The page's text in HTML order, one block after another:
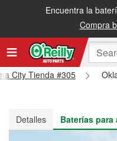
Encuentra la
Compra
Recibe tu orden gratis al
City Tienda #305
Detalles
Baterías para